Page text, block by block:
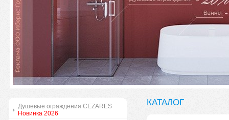
Душевые ограждения CEZARES
Новинка 2026
КАТАЛОГ